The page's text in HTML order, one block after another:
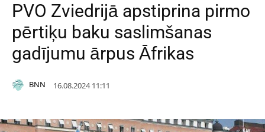
PVO Zviedrijā apstiprina pirmo
pērtiķu baku saslimšanas
gadījumu ārpus Āfrikas
BNN 16.08.2024 11:11